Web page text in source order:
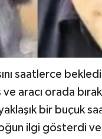
saatlerce
aracı orada
bir buçuk
ilgi gösterdi